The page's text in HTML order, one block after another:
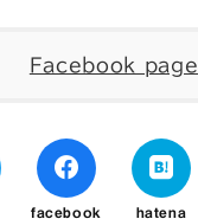
Facebook page
facebook hatena